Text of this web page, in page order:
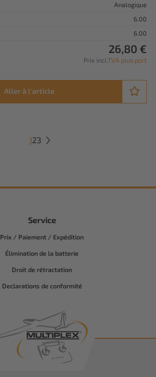
Analogique
6.00
6.00
26,80 €
Prix incl. TVA plus port
Aller à l'article
123
Service
Prix / Paiement / Expédition
Élimination de la batterie
Droit de rétractation
Declarations de conformité